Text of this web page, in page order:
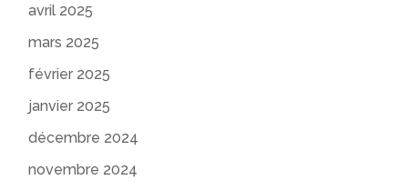
avril 2025
mars 2025
février 2025
janvier 2025
décembre 2024
novembre 2024